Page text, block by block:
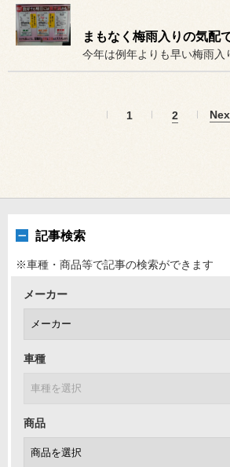
まもなく梅雨入りの気配
1 2
記事検索
※車種・商品等で記事の検索ができます
メーカー
車種
商品